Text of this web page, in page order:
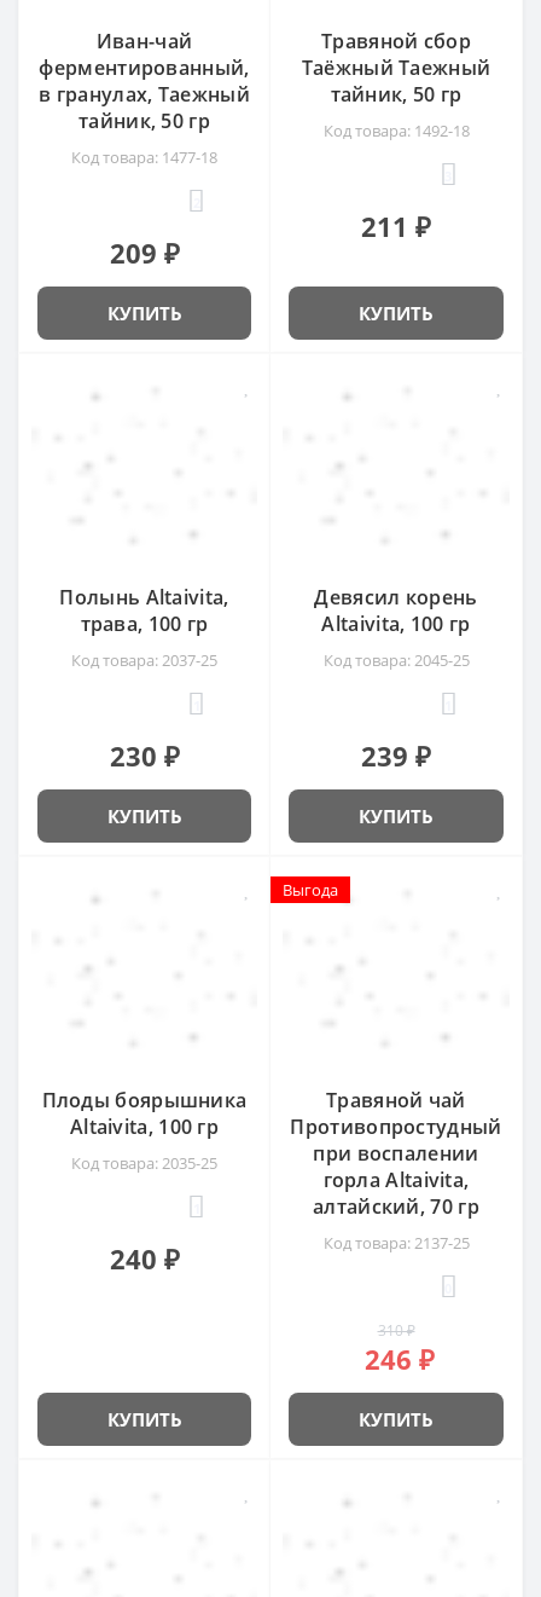
Иван-чай
ферментированный,
в гранулах, Таежный
тайник, 50 гр
Код товара: 1477-18
209 ₽
КУПИТЬ
Травяной сбор
Таёжный Таежный
тайник, 50 гр
Код товара: 1492-18
211 ₽
КУПИТЬ
Полынь Altaivita,
трава, 100 гр
Код товара: 2037-25
230 ₽
КУПИТЬ
Девясил корень
Altaivita, 100 гр
Код товара: 2045-25
239 ₽
КУПИТЬ
Плоды боярышника
Altaivita, 100 гр
Код товара: 2035-25
240 ₽
КУПИТЬ
Выгода
Выгода
Травяной чай
Противопростудный
при воспалении
горла Altaivita,
алтайский, 70 гр
Код товара: 2137-25
310 ₽
246 ₽
КУПИТЬ